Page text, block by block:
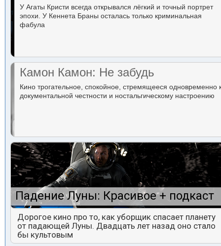
У Агаты Кристи всегда открывался лёгкий и точный портрет
эпохи. У Кеннета Браны осталась только криминальная
фабула
Камон Камон: Не забудь
Кино трогательное, спокойное, стремящееся одновременно
документальной честности и ностальгическому настроению
Падение Луны: Красивое + подкаст
Дорогое кино про то, как уборщик спасает планету
от падающей Луны. Двадцать лет назад оно стало
бы культовым